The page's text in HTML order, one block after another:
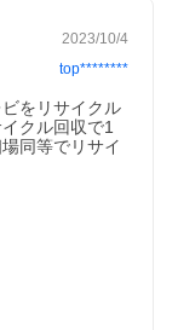
2023/10/4
top********
をリサイクル
クル回収で1
同等でリサイ